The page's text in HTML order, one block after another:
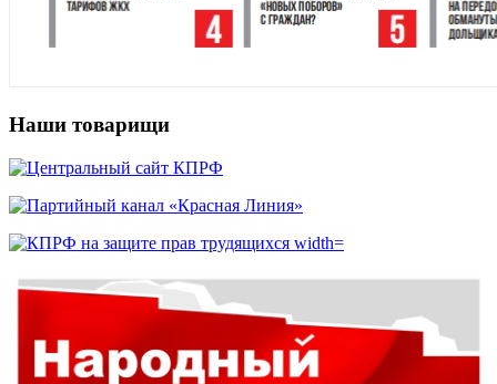
Наши товарищи